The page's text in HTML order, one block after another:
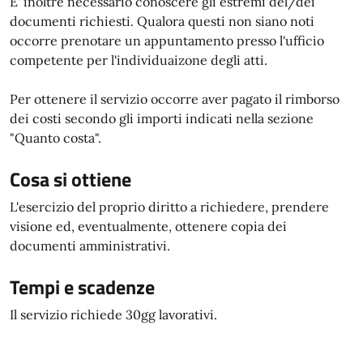
documenti richiesti. Qualora questi non siano noti
occorre prenotare un appuntamento presso l'ufficio
competente per l'individuaizone degli atti.
Per ottenere il servizio occorre aver pagato il rimborso
dei costi secondo gli importi indicati nella sezione
"Quanto costa".
Cosa si ottiene
L'esercizio del proprio diritto a richiedere, prendere
visione ed, eventualmente, ottenere copia dei
documenti amministrativi.
Tempi e scadenze
Il servizio richiede 30gg lavorativi.